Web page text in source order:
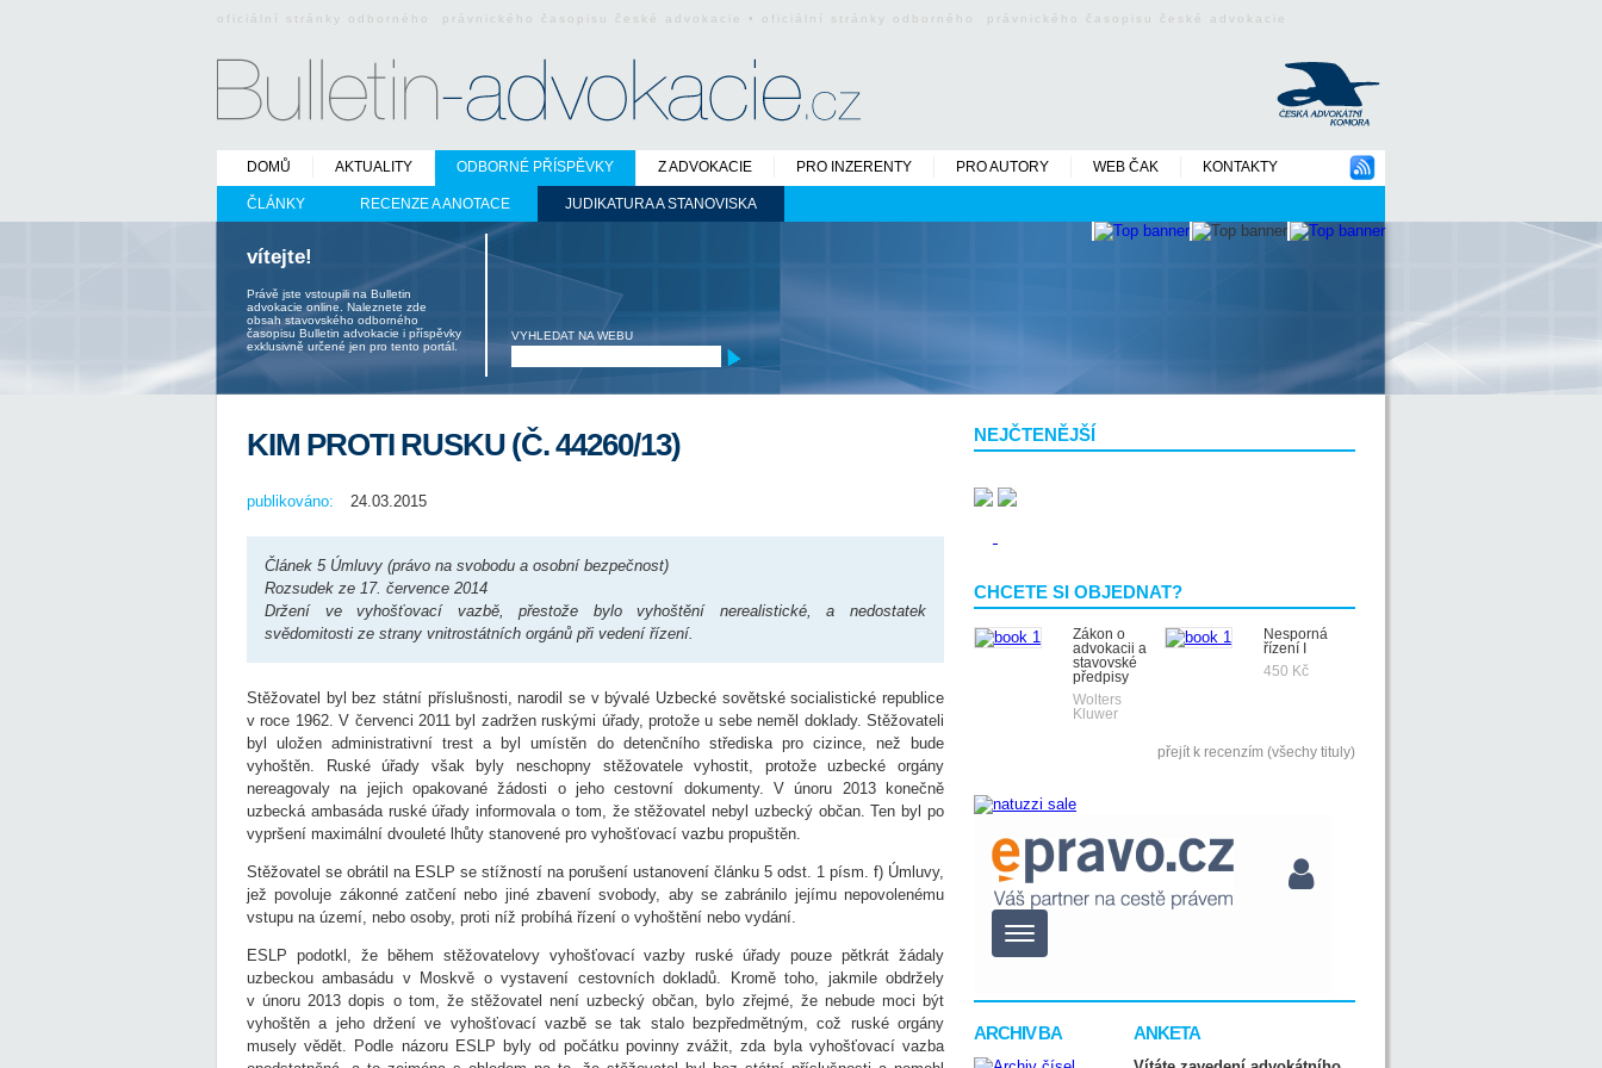
oficiální stránky odborného právnického časopisu české advokacie • oficiální stránky odborného právnického časopisu české advokacie
DOMŮ AKTUALITY ODBORNÉ PŘÍSPĚVKY
ČLÁNKY RECENZE A ANOTACE JUDIKATURA A STANOVISKA
Z ADVOKACIE PRO INZERENTY PRO AUTORY WEB ČAK KONTAKTY
vítejte!
Právě jste vstoupili na Bulletin
advokacie online. Naleznete zde
obsah stavovského odborného
časopisu Bulletin advokacie i příspěvky
exklusivně určené jen pro tento portál.
VYHLEDAT NA WEBU
NEJČTENĚJŠÍ
CHCETE SI OBJEDNAT?
Zákon o
advokacii a
stavovské
předpisy
Wolters
Kluwer
Nesporná
řízení I
450 Kč
přejít k recenzím (všechy tituly)
ARCHIV BA ANKETA
KIM PROTI RUSKU (Č. 44260/13)
publikováno: 24.03.2015
Článek 5 Úmluvy (právo na svobodu a osobní bezpečnost)
Rozsudek ze 17. července 2014
Držení ve vyhošťovací vazbě, přestože bylo vyhoštění nerealistické, a nedostatek
svědomitosti ze strany vnitrostátních orgánů při vedení řízení.
Stěžovatel byl bez státní příslušnosti, narodil se v bývalé Uzbecké sovětské socialistické republice
v roce 1962. V červenci 2011 byl zadržen ruskými úřady, protože u sebe neměl doklady. Stěžovateli
byl uložen administrativní trest a byl umístěn do detenčního střediska pro cizince, než bude
vyhoštěn. Ruské úřady však byly neschopny stěžovatele vyhostit, protože uzbecké orgány
nereagovaly na jejich opakované žádosti o jeho cestovní dokumenty. V únoru 2013 konečně
uzbecká ambasáda ruské úřady informovala o tom, že stěžovatel nebyl uzbecký občan. Ten byl po
vypršení maximální dvouleté lhůty stanovené pro vyhošťovací vazbu propuštěn.
Stěžovatel se obrátil na ESLP se stížností na porušení ustanovení článku 5 odst. 1 písm. f) Úmluvy,
jež povoluje zákonné zatčení nebo jiné zbavení svobody, aby se zabránilo jejímu nepovolenému
vstupu na území, nebo osoby, proti níž probíhá řízení o vyhoštění nebo vydání.
ESLP podotkl, že během stěžovatelovy vyhošťovací vazby ruské úřady pouze pětkrát žádaly
uzbeckou ambasádu v Moskvě o vystavení cestovních dokladů. Kromě toho, jakmile obdržely
v únoru 2013 dopis o tom, že stěžovatel není uzbecký občan, bylo zřejmé, že nebude moci být
vyhoštěn a jeho držení ve vyhošťovací vazbě se tak stalo bezpředmětným, což ruské orgány
musely vědět. Podle názoru ESLP byly od počátku povinny zvážit, zda byla vyhošťovací vazba